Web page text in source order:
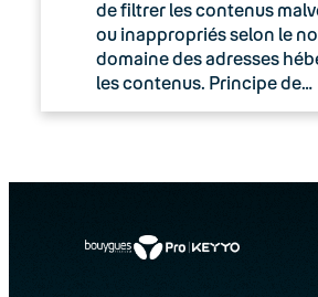
de filtrer les contenus
ou inappropriés selon le
domaine des adresses
les contenus. Principe de…